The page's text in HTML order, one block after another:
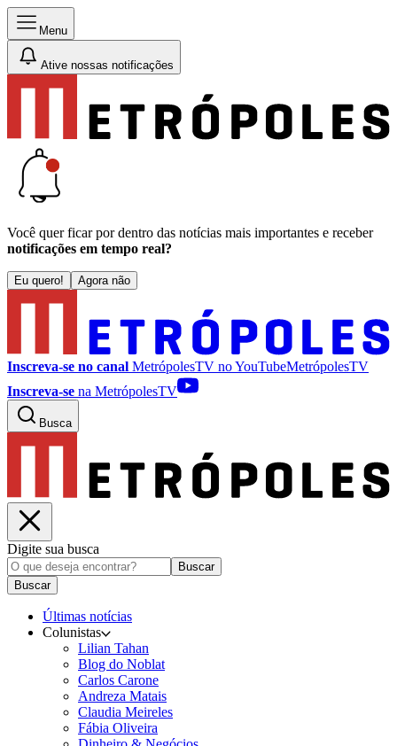
Menu
Ative nossas notificações
Você quer ficar por dentro das notícias mais importantes e receber
notificações em tempo real?
Eu quero! Agora não
Inscreva-se no canal MetrópolesTV noYouTubeMetrópolesTV
Inscreva-se na MetrópolesTV
Busca
Digite sua busca
Buscar
Buscar
Últimas notícias
Colunistas
Lilian Tahan
Blog do Noblat
Carlos Carone
Andreza Matais
Claudia Meireles
Fábia Oliveira